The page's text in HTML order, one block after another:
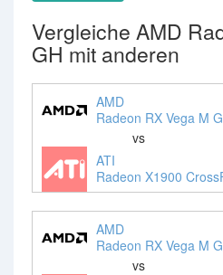
Vergleiche AMD
GH mit anderen
AMD
Radeon RX Vega M
vs
ATI
Radeon X1900
AMD
Radeon RX Vega M
vs